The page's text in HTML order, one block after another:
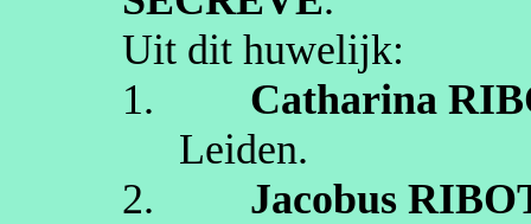
Uit dit huwelijk:
1.
Catharina
Leiden.
2.
Jacobus